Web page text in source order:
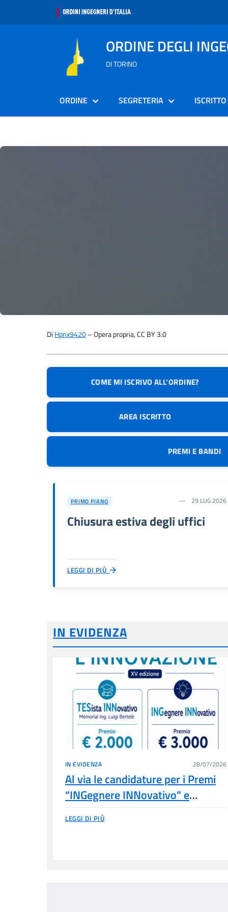
ORDINE DEGLI
DI TORINO
ORDINE SEGRETERIA ISCRITTO
Di Hpnx9420– Opera propria, CC BY 3.0
COME MI ISCRIVO ALL'ORDINE?
AREA ISCRITTO
PREMI E BANDI
PRIMO PIANO 29 LUG 2026
Chiusura estiva degli uffici
LEGGI DI PIÙ
IN EVIDENZA
IN EVIDENZA 28/07/2026
Al via le candidature per i Premi
“INGegnere INNovativo” e
“TESista INNovativo” 2026
LEGGI DI PIÙ